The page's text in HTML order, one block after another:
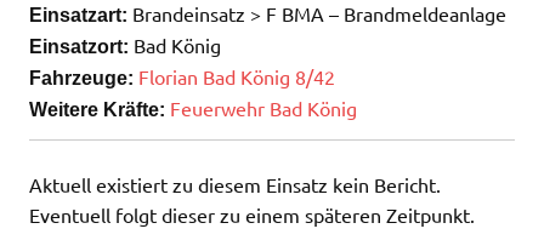
Einsatzart: Brandeinsatz > F BMA – Brandmeldeanlage
Einsatzort: Bad König
Fahrzeuge: Florian Bad König 8/42
Weitere Kräfte: Feuerwehr Bad König
Aktuell existiert zu diesem Einsatz kein Bericht.
Eventuell folgt dieser zu einem späteren Zeitpunkt.